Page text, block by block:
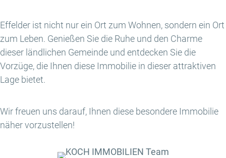
Effelder ist nicht nur ein Ort zum Wohnen, sondern ein Ort
zum Leben. Genießen Sie die Ruhe und den Charme
dieser ländlichen Gemeinde und entdecken Sie die
Vorzüge, die Ihnen diese Immobilie in dieser attraktiven
Lage bietet.
Wir freuen uns darauf, Ihnen diese besondere Immobilie
näher vorzustellen!